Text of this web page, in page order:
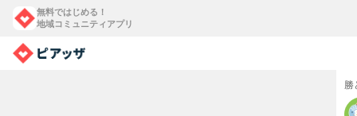
無料ではじめる！
地域コミュニティアプリ
勝